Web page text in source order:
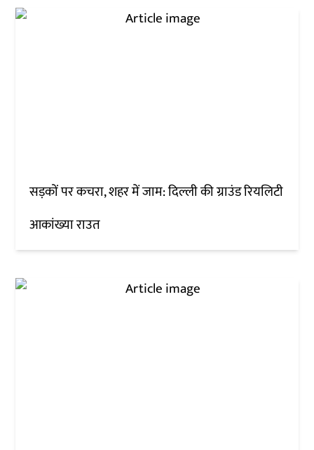
सड़कों पर कचरा, शहर में जाम: दिल्ली की ग्राउंड रियलिटी
आकांख्या राउत